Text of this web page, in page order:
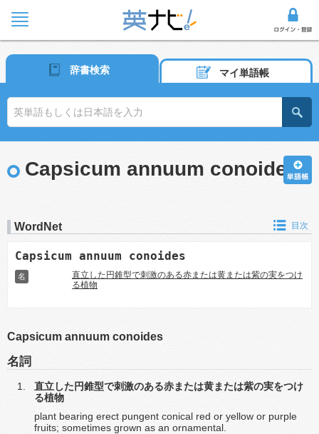
辞書検索 マイ単語帳
Capsicum annuum conoides
WordNet 目次
Capsicum annuum conoides
名
直立した円錐型で刺激のある赤または黄または紫の実をつけ
る植物
Capsicum annuum conoides
名詞
直立した円錐型で刺激のある赤または黄または紫の実をつけ
る植物
plant bearing erect pungent conical red or yellow or purple
fruits; sometimes grown as an ornamental.